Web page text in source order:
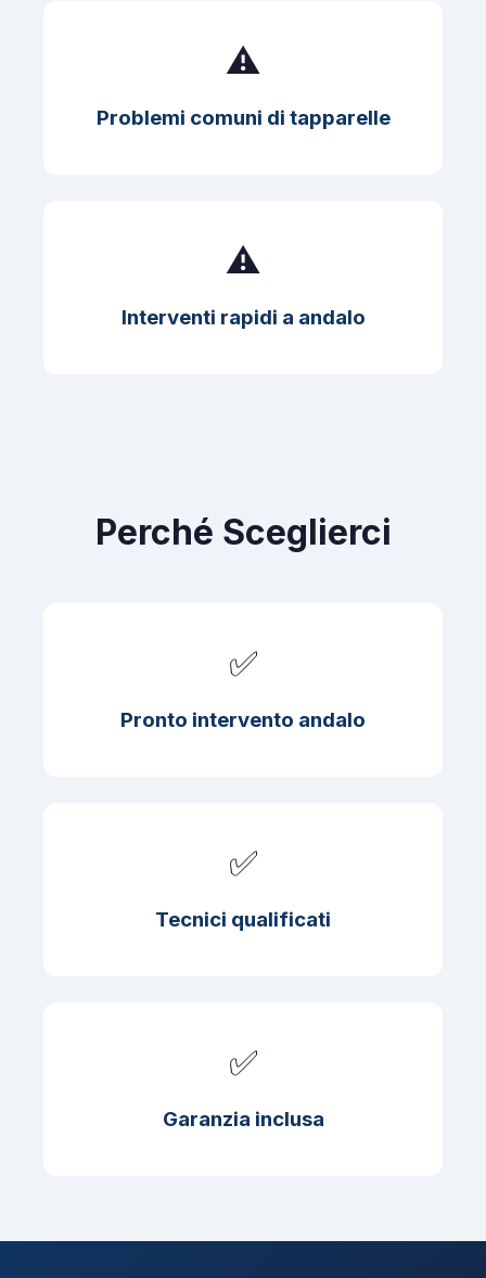
⚠️
Problemi comuni di tapparelle
⚠️
Interventi rapidi a andalo
Perché Sceglierci
✅
Pronto intervento andalo
✅
Tecnici qualificati
✅
Garanzia inclusa